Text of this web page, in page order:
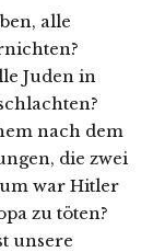
alle
Juden in
nach dem
die zwei
war Hitler
zu töten?
unsere